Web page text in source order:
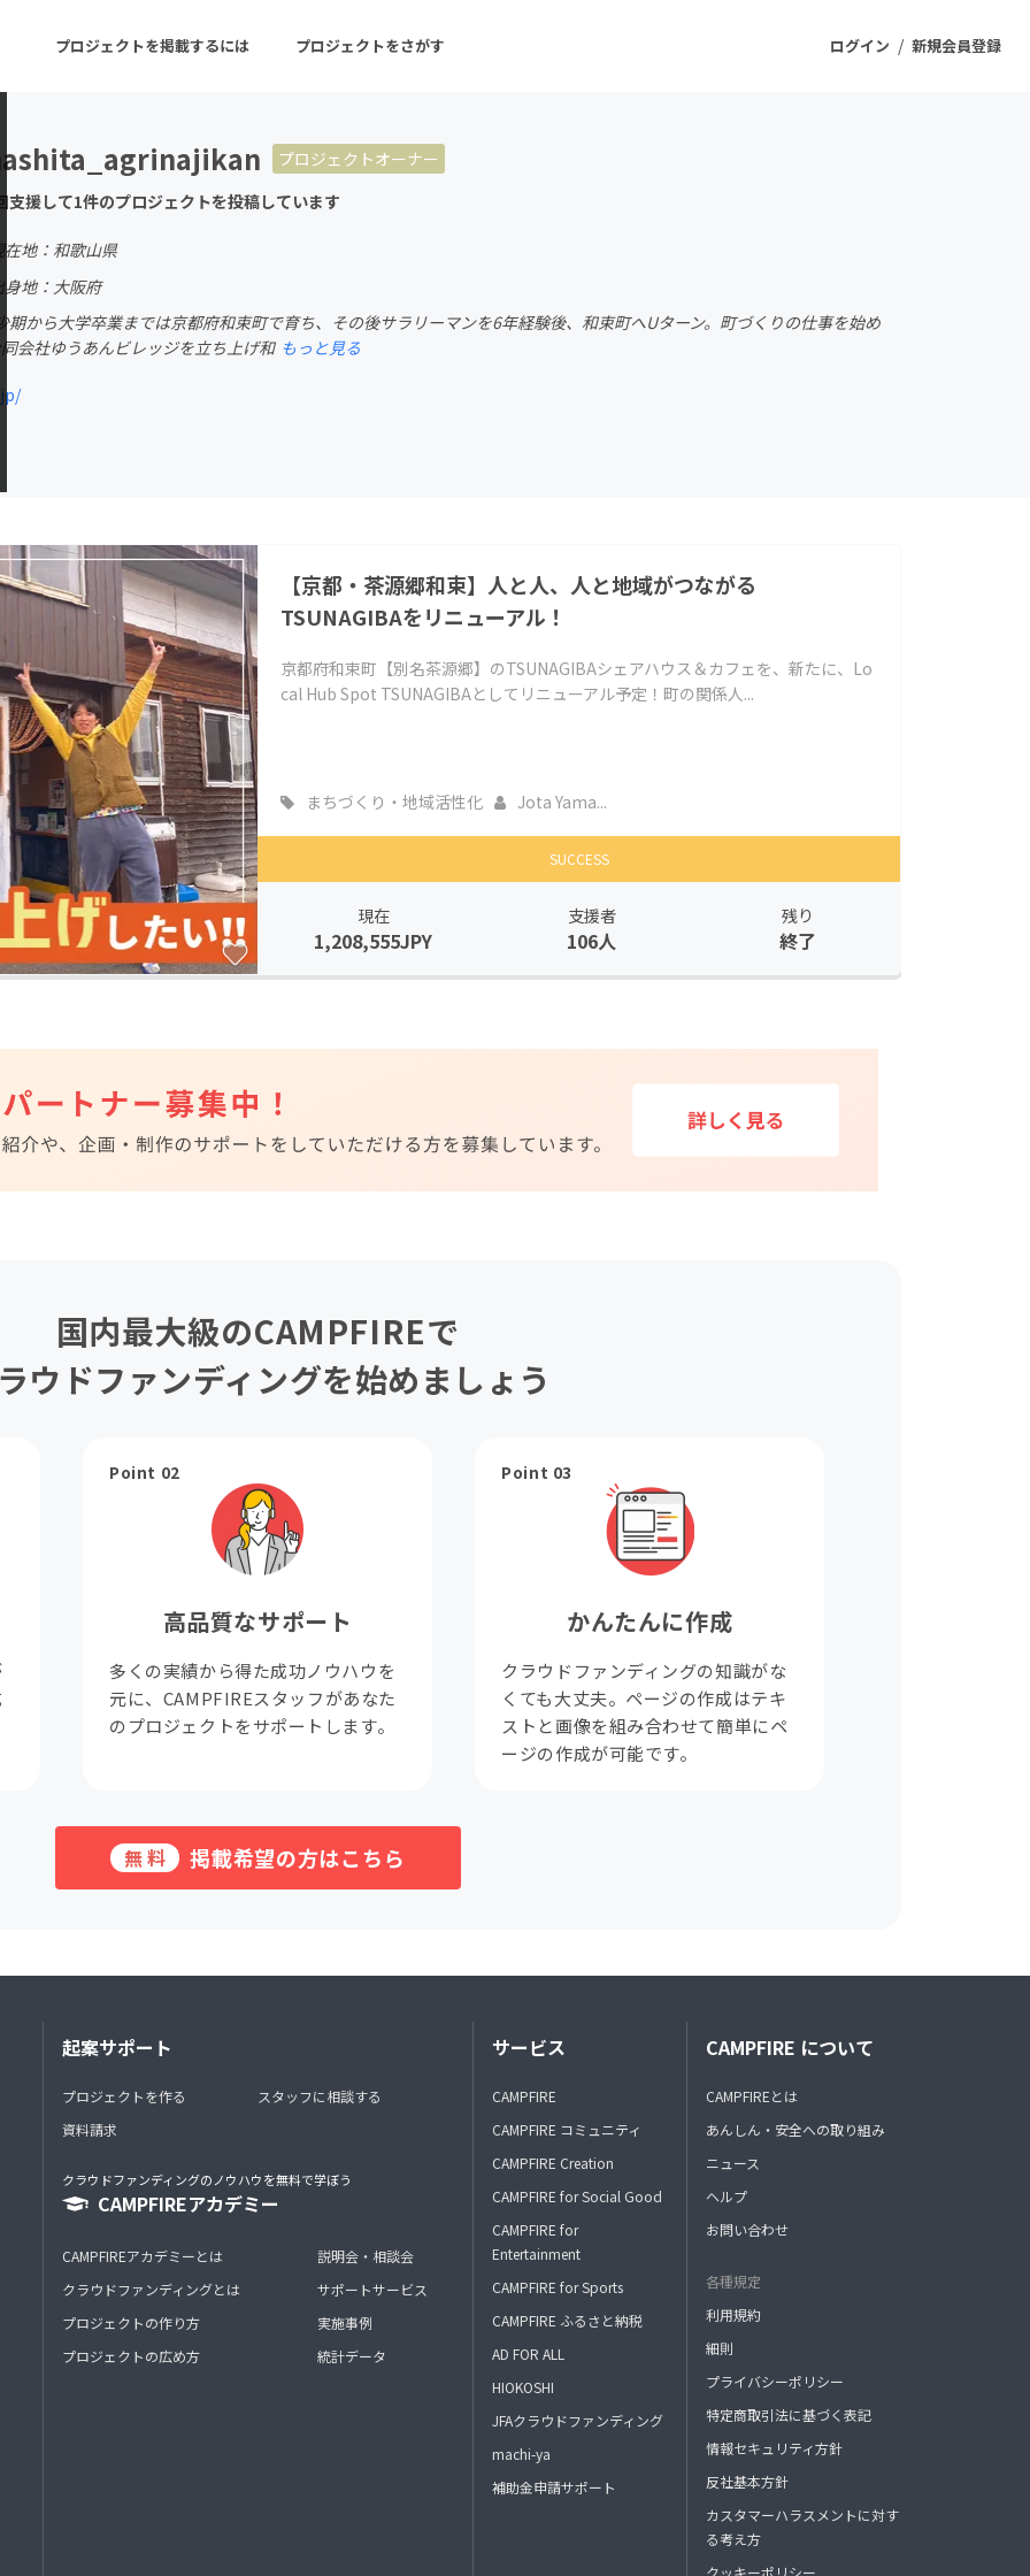
ログイン / 新規会員登録
プロジェクトを掲載するには プロジェクトをさがす
ーン 注目の新着プロジェクト
音楽
ゲーム・サービス開発
フード・飲食店
ファッション
CAMPFIRE for Social Good
CAMPFIREふるさと納税
machi-ya コミュニティ
プロジェクトオーナー
支援して1件のプロジェクトを投稿しています
在地：和歌山県
身地：大阪府
期から大学卒業までは京都府和束町で育ち、その後サラリーマンを6年経験後、和束町へUターン。町づくりの仕事を始め
会社ゆうあんビレッジを立ち上げ和 もっと見る
【京都・茶源郷和束】人と人、人と地域がつながる
TSUNAGIBAをリニューアル！
京都府和束町【別名茶源郷】のTSUNAGIBAシェアハウス＆カフェを、新たに、Lo
cal Hub Spot TSUNAGIBAとしてリニューアル予定！町の関係人...
まちづくり・地域活性化 Jota Yama...
SUCCESS
現在
1,208,555JPY
支援者
106人
残り
終了
国内最大級のCAMPFIREで
ウドファンディングを始めましょう
Point 02
高品質なサポート
多くの実績から得た成功ノウハウを
元に、CAMPFIREスタッフがあなた
のプロジェクトをサポートします。
Point 03
かんたんに作成
クラウドファンディングの知識がな
くても大丈夫。ページの作成はテキ
ストと画像を組み合わせて簡単にペ
ージの作成が可能です。
無料 掲載希望の方はこちら
起案サポート
プロジェクトを作る
資料請求
スタッフに相談する
クラウドファンディングのノウハウを無料で学ぼう
CAMPFIREアカデミー
CAMPFIREアカデミーとは
クラウドファンディングとは
プロジェクトの作り方
プロジェクトの広め方
説明会・相談会
サポートサービス
実施事例
統計データ
サービス
CAMPFIRE
CAMPFIRE コミュニティ
CAMPFIRE Creation
CAMPFIRE for Social Good
CAMPFIRE for
Entertainment
CAMPFIRE for Sports
CAMPFIRE ふるさと納税
AD FOR ALL
HIOKOSHI
JFAクラウドファンディング
machi-ya
補助金申請サポート
CAMPFIRE について
CAMPFIREとは
あんしん・安全への取り組み
ニュース
ヘルプ
お問い合わせ
各種規定
利用規約
細則
プライバシーポリシー
特定商取引法に基づく表記
情報セキュリティ方針
反社基本方針
カスタマーハラスメントに対す
る考え方
クッキーポリシー